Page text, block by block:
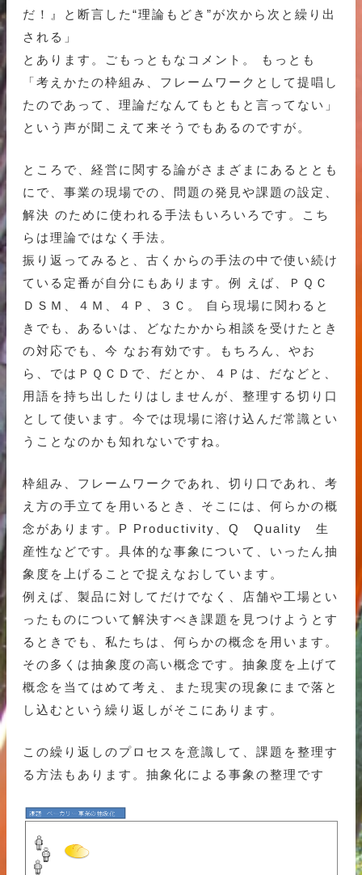
だ！』と断言した“理論もどき”が次から次と繰り出
される」
とあります。ごもっともなコメント。 もっとも
「考えかたの枠組み、フレームワークとして提唱し
たのであって、理論だなんてもともと言ってない」
という声が聞こえて来そうでもあるのですが。
ところで、経営に関する論がさまざまにあるととも
にで、事業の現場での、問題の発見や課題の設定、
解決 のために使われる手法もいろいろです。こち
らは理論ではなく手法。
振り返ってみると、古くからの手法の中で使い続け
ている定番が自分にもあります。例 えば、ＰＱＣ
ＤＳＭ、４Ｍ、４Ｐ、３Ｃ。 自ら現場に関わると
きでも、あるいは、どなたかから相談を受けたとき
の対応でも、今 なお有効です。もちろん、やお
ら、ではＰＱＣＤで、だとか、４Ｐは、だなどと、
用語を持ち出したりはしませんが、整理する切り口
として使います。今では現場に溶け込んだ常識とい
うことなのかも知れないですね。
枠組み、フレームワークであれ、切り口であれ、考
え方の手立てを用いるとき、そこには、何らかの概
念があります。P Productivity、Q Quality 生
産性などです。具体的な事象について、いったん抽
象度を上げることで捉えなおしています。
例えば、製品に対してだけでなく、店舗や工場とい
ったものについて解決すべき課題を見つけようとす
るときでも、私たちは、何らかの概念を用います。
その多くは抽象度の高い概念です。抽象度を上げて
概念を当てはめて考え、また現実の現象にまで落と
し込むという繰り返しがそこにあります。
この繰り返しのプロセスを意識して、課題を整理す
る方法もあります。抽象化による事象の整理です